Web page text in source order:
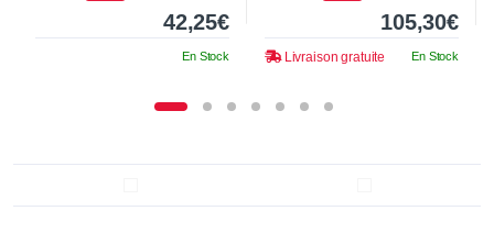
42,25€
En Stock
105,30€
Livraison gratuite En Stock